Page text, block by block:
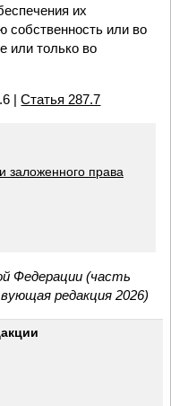
их
собственность или во
или только во
|Статья 287.7
заложенного права
Федерации (часть
редакция 2026)